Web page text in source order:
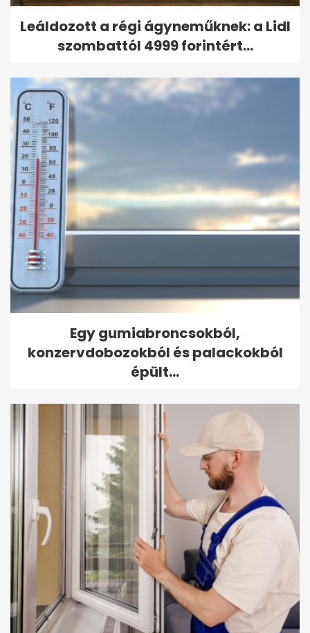
Leáldozott a régi ágyneműknek: a Lidl
szombattól 4999 forintért...
Egy gumiabroncsokból,
konzervdobozokból és palackokból
épült...